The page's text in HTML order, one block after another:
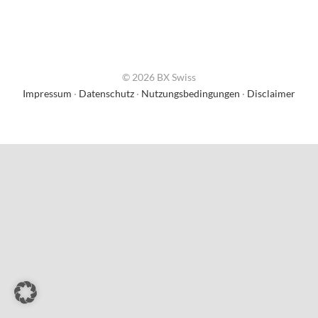
© 2026 BX Swiss
Impressum · Datenschutz · Nutzungsbedingungen · Disclaimer